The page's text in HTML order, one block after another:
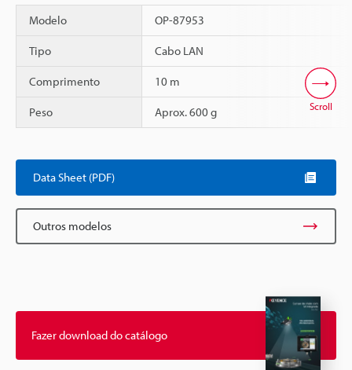
Modelo OP-87953
Tipo Cabo LAN
Comprimento 10 m
Peso Aprox. 600 g Scroll
Data Sheet (PDF)
Outros modelos
Fazer download do catálogo